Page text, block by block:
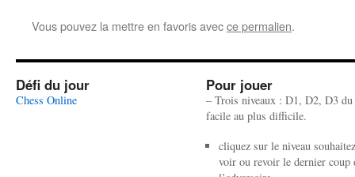
Vous pouvez la mettre en favoris avecce permalien.
Défi du jour
Chess Online
Pour jouer
– Trois niveaux : D1, D2, D3
facile au plus difficile.
cliquez sur le niveau
voir ou revoir le dernier coup